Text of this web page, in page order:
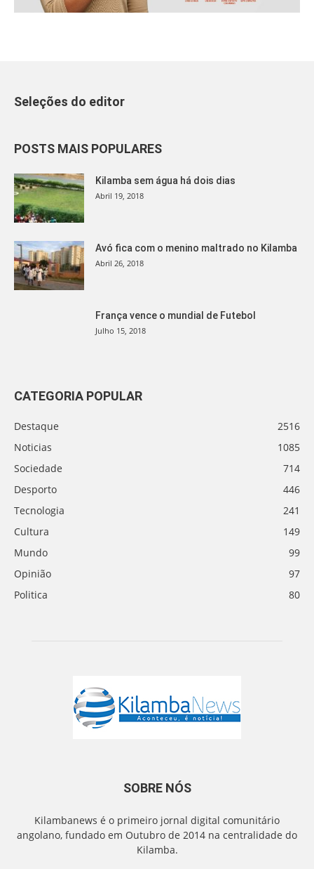
Seleções do editor
POSTS MAIS POPULARES
Kilamba sem água há dois dias
Abril 19, 2018
Avó fica com o menino maltrado no Kilamba
Abril 26, 2018
França vence o mundial de Futebol
Julho 15, 2018
CATEGORIA POPULAR
Destaque
2516
Noticias
1085
Sociedade
714
Desporto
446
Tecnologia
241
Cultura
149
Mundo
99
Opinião
97
Politica
80
SOBRE NÓS
Kilambanews é o primeiro jornal digital comunitário
angolano, fundado em Outubro de 2014 na centralidade do
Kilamba.